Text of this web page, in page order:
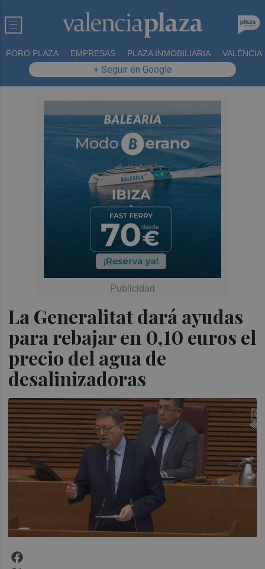
FORO PLAZA EMPRESAS PLAZA INMOBILIARIA VALÈNCIA
+ Seguir en Google
La Generalitat dará ayudas
para rebajar en 0,10 euros el
precio del agua de
desalinizadoras